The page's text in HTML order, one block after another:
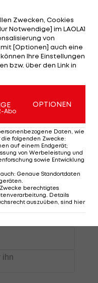
ist für Jannik
nächster
uns über die Jahre
mit seiner
mit, um sich
so Sportchef
hohe Millionen-
Zwecken, Cookies
Notwendige] im LAOLA1
von
[Optionen] auch eine
Ihre Einstellungen
bzw. über den Link in
Abo
OPTIONEN
Daten, wie
die folgenden Zwecke:
auf einem Endgerät;
von Werbeleistung und
sowie Entwicklung
: Genaue Standortdaten
berechtigtes
Details
auszuüben, sind hier